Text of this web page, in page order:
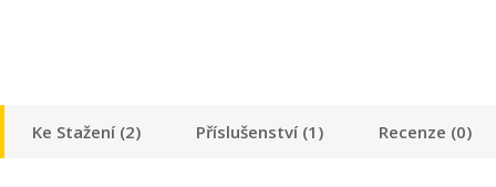
Ke Stažení (2) Příslušenství (1) Recenze (0)